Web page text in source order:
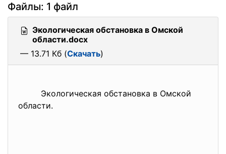
Файлы: 1 файл
Экологическая обстановка в Омской
области.docx
— 13.71 Кб (Скачать)
Экологическая обстановка в Омской
области.